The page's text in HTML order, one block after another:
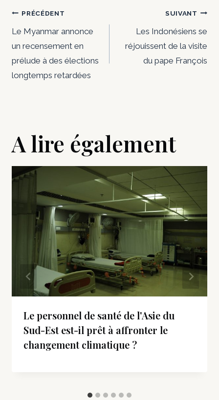
Navigation
de
l’article
PRÉCÉDENT
Le Myanmar annonce
un recensement en
prélude à des élections
longtemps retardées
SUIVANT
Les Indonésiens se
réjouissent de la visite
du pape François
A lire également
Le personnel de santé de l'Asie du
Sud-Est est-il prêt à affronter le
changement climatique ?